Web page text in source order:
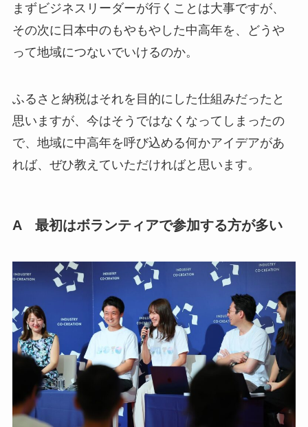
まずビジネスリーダーが行くことは大事ですが、
その次に日本中のもやもやした中高年を、どうや
って地域につないでいけるのか。
ふるさと納税はそれを目的にした仕組みだったと
思いますが、今はそうではなくなってしまったの
で、地域に中高年を呼び込める何かアイデアがあ
れば、ぜひ教えていただければと思います。
A 最初はボランティアで参加する方が多い